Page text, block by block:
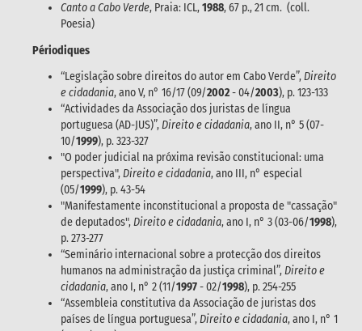
Canto a Cabo Verde, Praia: ICL,1988, 67 p., 21 cm. (coll.
Poesia)
Périodiques
“Legislação sobre direitos do autor em Cabo Verde”,Direito
e cidadania, ano V, n° 16/17 (09/2002- 04/2003), p. 123-133
“Actividades da Associação dos juristas de língua
portuguesa (AD-JUS)”,Direito e cidadania, ano II, n° 5 (07-
10/1999), p. 323-327
"O poder judicial na próxima revisão constitucional: uma
perspectiva",Direito e cidadania, ano III, n° especial
(05/1999), p. 43-54
"Manifestamente inconstitucional a proposta de "cassação"
de deputados",Direito e cidadania, ano I, n° 3 (03-06/1998),
p. 273-277
“Seminário internacional sobre a protecção dos direitos
humanos na administração da justiça criminal”,Direito e
cidadania, ano I, n° 2 (11/1997- 02/1998), p. 254-255
“Assembleia constitutiva da Associação de juristas dos
países de língua portuguesa”,Direito e cidadania, ano I, n° 1